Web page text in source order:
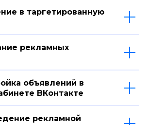
в таргетированную
рекламных
объявлений в
ВКонтакте
рекламной
СММ
Таргета
своих услуг